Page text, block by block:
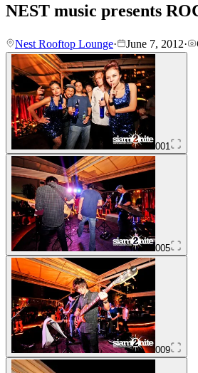
NEST music presents
Nest Rooftop Lounge· June 7, 2012·
001
005
009